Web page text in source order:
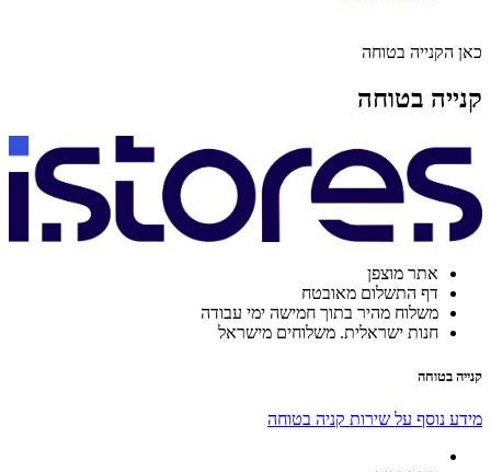
כאן הקנייה בטוחה
קנייה בטוחה
אתר מוצפן
דף התשלום מאובטח
משלוח מהיר בתוך חמישה ימי עבודה
חנות ישראלית. משלוחים מישראל
קנייה בטוחה
מידע נוסף על שירות קניה בטוחה